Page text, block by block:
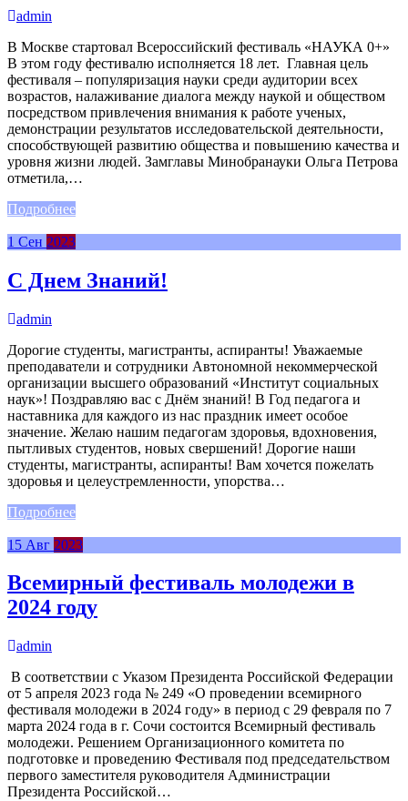
admin
В Москве стартовал Всероссийский фестиваль «НАУКА 0+»
В этом году фестивалю исполняется 18 лет. Главная цель
фестиваля – популяризация науки среди аудитории всех
возрастов, налаживание диалога между наукой и обществом
посредством привлечения внимания к работе ученых,
демонстрации результатов исследовательской деятельности,
способствующей развитию общества и повышению качества и
уровня жизни людей. Замглавы Минобранауки Ольга Петрова
отметила,…
Подробнее
1 Сен 2023
С Днем Знаний!
admin
Дорогие студенты, магистранты, аспиранты! Уважаемые
преподаватели и сотрудники Автономной некоммерческой
организации высшего образований «Институт социальных
наук»! Поздравляю вас с Днём знаний! В Год педагога и
наставника для каждого из нас праздник имеет особое
значение. Желаю нашим педагогам здоровья, вдохновения,
пытливых студентов, новых свершений! Дорогие наши
студенты, магистранты, аспиранты! Вам хочется пожелать
здоровья и целеустремленности, упорства…
Подробнее
15 Авг 2023
Всемирный фестиваль молодежи в
2024 году
admin
В соответствии с Указом Президента Российской Федерации
от 5 апреля 2023 года № 249 «О проведении всемирного
фестиваля молодежи в 2024 году» в период с 29 февраля по 7
марта 2024 года в г. Сочи состоится Всемирный фестиваль
молодежи. Решением Организационного комитета по
подготовке и проведению Фестиваля под председательством
первого заместителя руководителя Администрации
Президента Российской…